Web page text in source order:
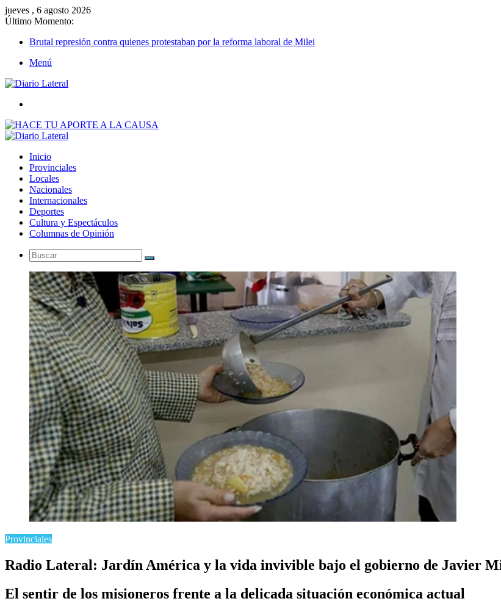
jueves , 6 agosto 2026
Último Momento:
Brutal represión contra quienes protestaban por la reforma laboral de Milei
Menú
Inicio
Provinciales
Locales
Nacionales
Internacionales
Deportes
Cultura y Espectáculos
Columnas de Opinión
Buscar
Provinciales
Radio Lateral: Jardín América y la vida invivible bajo el gobierno de Javier
El sentir de los misioneros frente a la delicada situación económica actual